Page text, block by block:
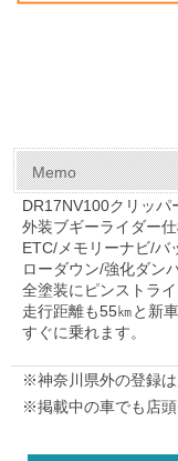
Memo
DR17NV100クリッパ
外装ブギーライダー
ETC/メモリーナビ/バ
ローダウン/強化ダン
全塗装にピンストラ
走行距離も55㎞と新
すぐに乗れます。
※神奈川県外の登録は
※掲載中の車でも店頭